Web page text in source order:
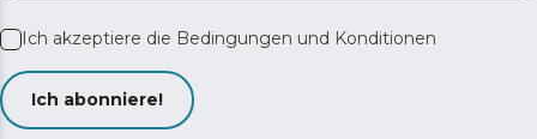
Ich akzeptiere die Bedingungen und Konditionen
Ich abonniere!